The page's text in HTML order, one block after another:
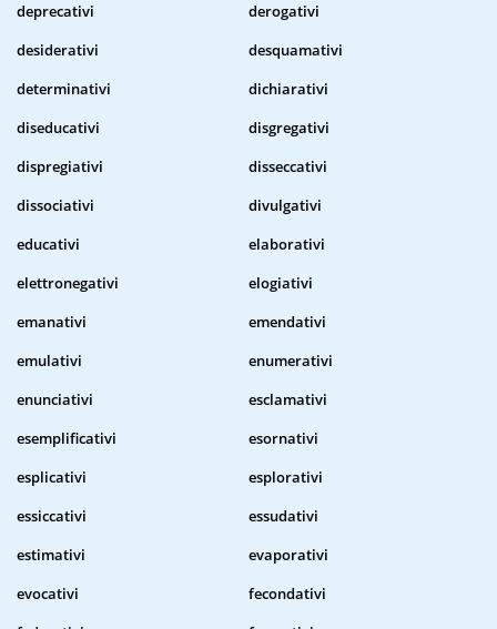
deprecativi
derogativi
desiderativi
desquamativi
determinativi
dichiarativi
diseducativi
disgregativi
dispregiativi
disseccativi
dissociativi
divulgativi
educativi
elaborativi
elettronegativi
elogiativi
emanativi
emendativi
emulativi
enumerativi
enunciativi
esclamativi
esemplificativi
esornativi
esplicativi
esplorativi
essiccativi
essudativi
estimativi
evaporativi
evocativi
fecondativi